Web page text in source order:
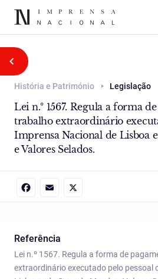
História e Património Legislação
Lei n.º 1567. Regula a forma
trabalho extraordinário
Imprensa Nacional de Lisboa
e Valores Selados.
Referência
Lei n.º 1567. Regula a forma de
extraordinário executado pelo pessoal